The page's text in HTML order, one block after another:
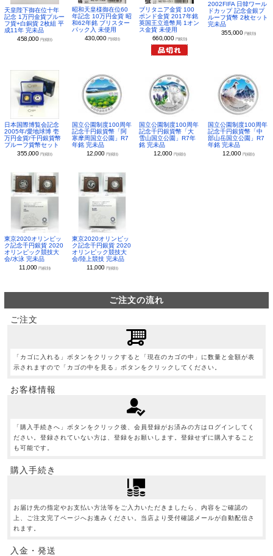
天皇陛下御在位十年
記念 1万円金貨プルー
フ貨+白銅貨 2枚組 平
成11年 完未品
458,000 円(税別)
昭和天皇様御在位60
年記念 10万円金貨 昭
和62年銘 ブリスター
パック入 未使用
430,000 円(税別)
ブリタニア金貨 100
ポンド金貨 2017年銘
英国王立造幣局 1オン
ス金貨 未使用
660,000 円(税別)
2002FIFA 日韓ワール
ドカップ 記念金銀プ
ルーフ貨幣 2枚セット
完未品
355,000 円(税別)
日本国際博覧会記念
2005年/愛地球博 壱
万円金貨/千円銀貨幣
プルーフ貨幣セット
355,000 円(税別)
国立公園制度100周年
記念千円銀貨幣「阿
寒摩周国立公園」R7
年銘 完未品
12,000 円(税別)
国立公園制度100周年
記念千円銀貨幣「大
雪山国立公園」R7年
銘 完未品
12,000 円(税別)
国立公園制度100周年
記念千円銀貨幣「中
部山岳国立公園」R7
年銘 完未品
12,000 円(税別)
東京2020オリンピッ
ク記念千円銀貨 2020
オリンピック競技大
会/水泳 完未品
11,000円(税別)
東京2020オリンピッ
ク記念千円銀貨 2020
オリンピック競技大
会/陸上競技 完未品
11,000 円(税別)
ご注文の流れ
ご注文
「カゴに入れる」ボタンをクリックすると「現在のカゴの中」に数量と金額が表
示されますので「カゴの中を見る」ボタンをクリックしてください。
お客様情報
「購入手続きへ」ボタンをクリック後、会員登録がお済みの方はログインしてく
ださい。登録されていない方は、登録をお願いします。登録せずに購入すること
も可能です。
購入手続き
お届け先の指定やお支払い方法等をご入力いただきましたら、内容をご確認の
上、ご注文完了ページへお進みください。当店より受付確認メールが自動配信さ
れます。
入金・発送